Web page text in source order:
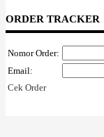
ORDER TRACKER
Nomor Order:
Email:
Cek Order